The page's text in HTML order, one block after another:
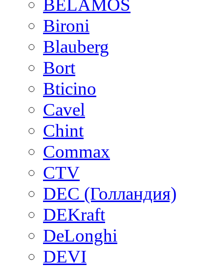
BELAMOS
Bironi
Blauberg
Bort
Bticino
Cavel
Chint
Commax
CTV
DEC (Голландия)
DEKraft
DeLonghi
DEVI